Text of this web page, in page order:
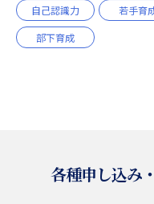
自己認識力
若手育
部下育成
各種申し込み